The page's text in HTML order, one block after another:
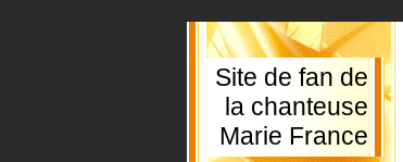
Site de fan de
la chanteuse
Marie France